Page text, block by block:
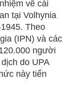
về cái
tại Volhynia
Theo
(IPN) và các
người
do UPA
này tiến